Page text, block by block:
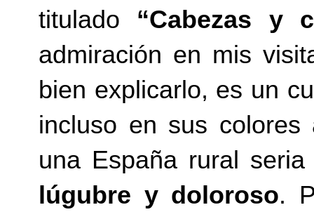
titulado “Cabezas y
admiración en mis
bien explicarlo, es un
incluso en sus colores
una España rural
lúgubre y doloroso.